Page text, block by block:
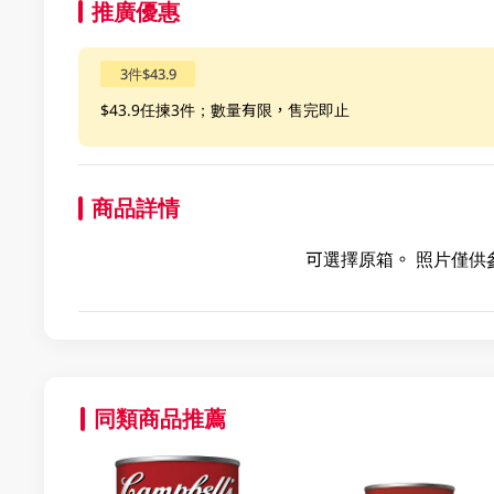
推廣優惠
3件$43.9
$43.9任揀3件；數量有限，售完即止
商品詳情
可選擇原箱。 照片僅供
同類商品推薦